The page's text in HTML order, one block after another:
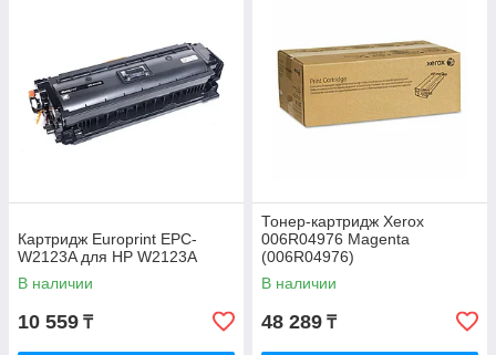
Картридж Europrint EPC-
W2123A для HP W2123A
В наличии
10 559 ₸
Тонер-картридж Xerox
006R04976 Magenta
(006R04976)
В наличии
48 289 ₸